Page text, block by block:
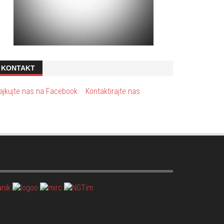
KONTAKT
nas na Facebook Kontaktirajte nas